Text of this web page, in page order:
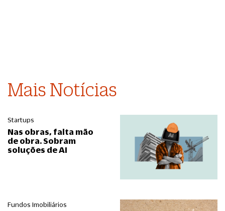
Mais Notícias
Startups
Nas obras, falta mão
de obra. Sobram
soluções de AI
Fundos Imobiliários